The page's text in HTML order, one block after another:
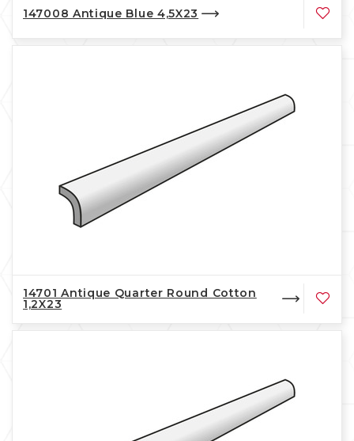
147008 Antique Blue 4,5X23
14701 Antique Quarter Round Cotton
1,2X23